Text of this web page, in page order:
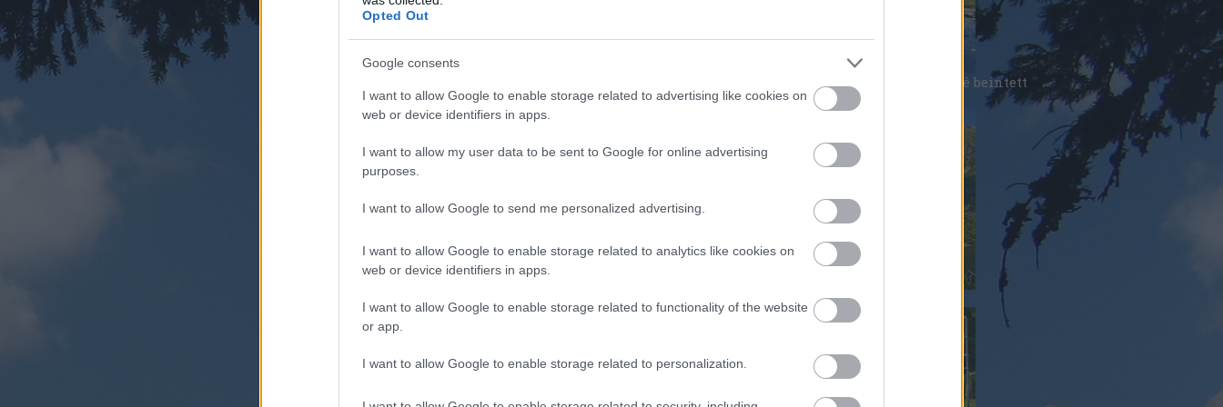
Opted Out
Google consents
I want to allow Google to enable storage related to advertising like cookies on
web or device identifiers in apps.
I want to allow my user data to be sent to Google for online advertising
purposes.
I want to allow Google to send me personalized advertising.
I want to allow Google to enable storage related to analytics like cookies on
web or device identifiers in apps.
I want to allow Google to enable storage related to functionality of the website
or app.
I want to allow Google to enable storage related to personalization.
A gorál nép bizony eléggé beintett
Hitlernek
A tátrai utak királynője